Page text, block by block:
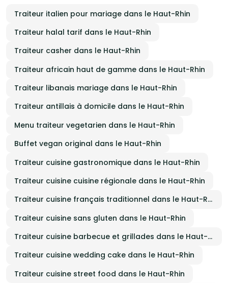
Traiteur italien pour mariage dans le Haut-Rhin
Traiteur halal tarif dans le Haut-Rhin
Traiteur casher dans le Haut-Rhin
Traiteur africain haut de gamme dans le Haut-Rhin
Traiteur libanais mariage dans le Haut-Rhin
Traiteur antillais à domicile dans le Haut-Rhin
Menu traiteur vegetarien dans le Haut-Rhin
Buffet vegan original dans le Haut-Rhin
Traiteur cuisine gastronomique dans le Haut-Rhin
Traiteur cuisine cuisine régionale dans le Haut-Rhin
Traiteur cuisine français traditionnel dans le Haut-Rhin
Traiteur cuisine sans gluten dans le Haut-Rhin
Traiteur cuisine barbecue et grillades dans le Haut-Rhin
Traiteur cuisine wedding cake dans le Haut-Rhin
Traiteur cuisine street food dans le Haut-Rhin